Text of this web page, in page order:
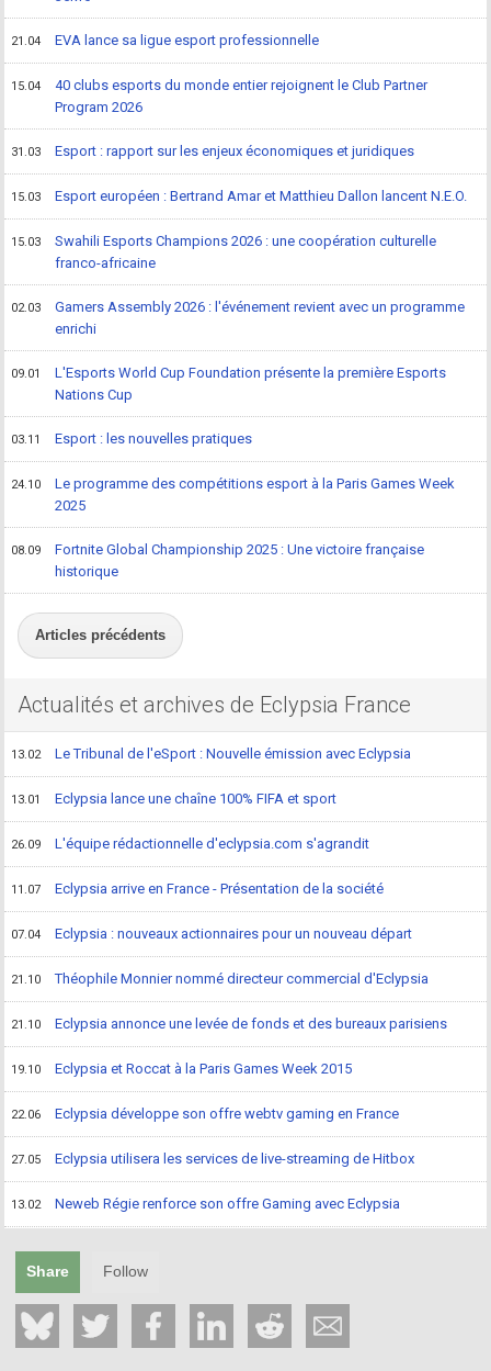
21.04 EVA lance sa ligue esport professionnelle
15.04
40 clubs esports du monde entier rejoignent le Club Partner
Program 2026
31.03 Esport : rapport sur les enjeux économiques et juridiques
15.03 Esport européen : Bertrand Amar et Matthieu Dallon lancent N.E.O.
15.03
Swahili Esports Champions 2026 : une coopération culturelle
franco-africaine
02.03
Gamers Assembly 2026 : l'événement revient avec un programme
enrichi
09.01
L'Esports World Cup Foundation présente la première Esports
Nations Cup
03.11 Esport : les nouvelles pratiques
24.10
Le programme des compétitions esport à la Paris Games Week
2025
08.09
Fortnite Global Championship 2025 : Une victoire française
historique
Articles précédents
Actualités et archives de Eclypsia France
13.02 Le Tribunal de l'eSport : Nouvelle émission avec Eclypsia
13.01 Eclypsia lance une chaîne 100% FIFA et sport
26.09 L'équipe rédactionnelle d'eclypsia.com s'agrandit
11.07 Eclypsia arrive en France - Présentation de la société
07.04 Eclypsia : nouveaux actionnaires pour un nouveau départ
21.10 Théophile Monnier nommé directeur commercial d'Eclypsia
21.10 Eclypsia annonce une levée de fonds et des bureaux parisiens
19.10 Eclypsia et Roccat à la Paris Games Week 2015
22.06 Eclypsia développe son offre webtv gaming en France
27.05 Eclypsia utilisera les services de live-streaming de Hitbox
13.02 Neweb Régie renforce son offre Gaming avec Eclypsia
Share Follow